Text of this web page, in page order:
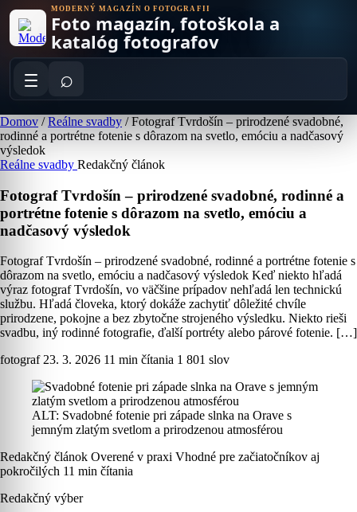
content
MODERNÝ MAGAZÍN O FOTOGRAFII
Foto magazín, fotoškola a
katalóg fotografov
⌕
Domov / Reálne svadby / Fotograf Tvrdošín – prirodzené svadobné,
rodinné a portrétne fotenie s dôrazom na svetlo, emóciu a nadčasový
výsledok
Reálne svadby Redakčný článok
Fotograf Tvrdošín – prirodzené svadobné, rodinné a
portrétne fotenie s dôrazom na svetlo, emóciu a
nadčasový výsledok
Fotograf Tvrdošín – prirodzené svadobné, rodinné a portrétne fotenie s
dôrazom na svetlo, emóciu a nadčasový výsledok Keď niekto hľadá
výraz fotograf Tvrdošín, vo väčšine prípadov nehľadá len technickú
službu. Hľadá človeka, ktorý dokáže zachytiť dôležité chvíle
prirodzene, pokojne a bez zbytočne strojeného výsledku. Niekto rieši
svadbu, iný rodinné fotografie, ďalší portréty alebo párové fotenie. […]
fotograf 23. 3. 2026 11 min čítania 1 801 slov
ALT: Svadobné fotenie pri západe slnka na Orave s
jemným zlatým svetlom a prirodzenou atmosférou
Redakčný článok Overené v praxi Vhodné pre začiatočníkov aj
pokročilých 11 min čítania
Redakčný výber